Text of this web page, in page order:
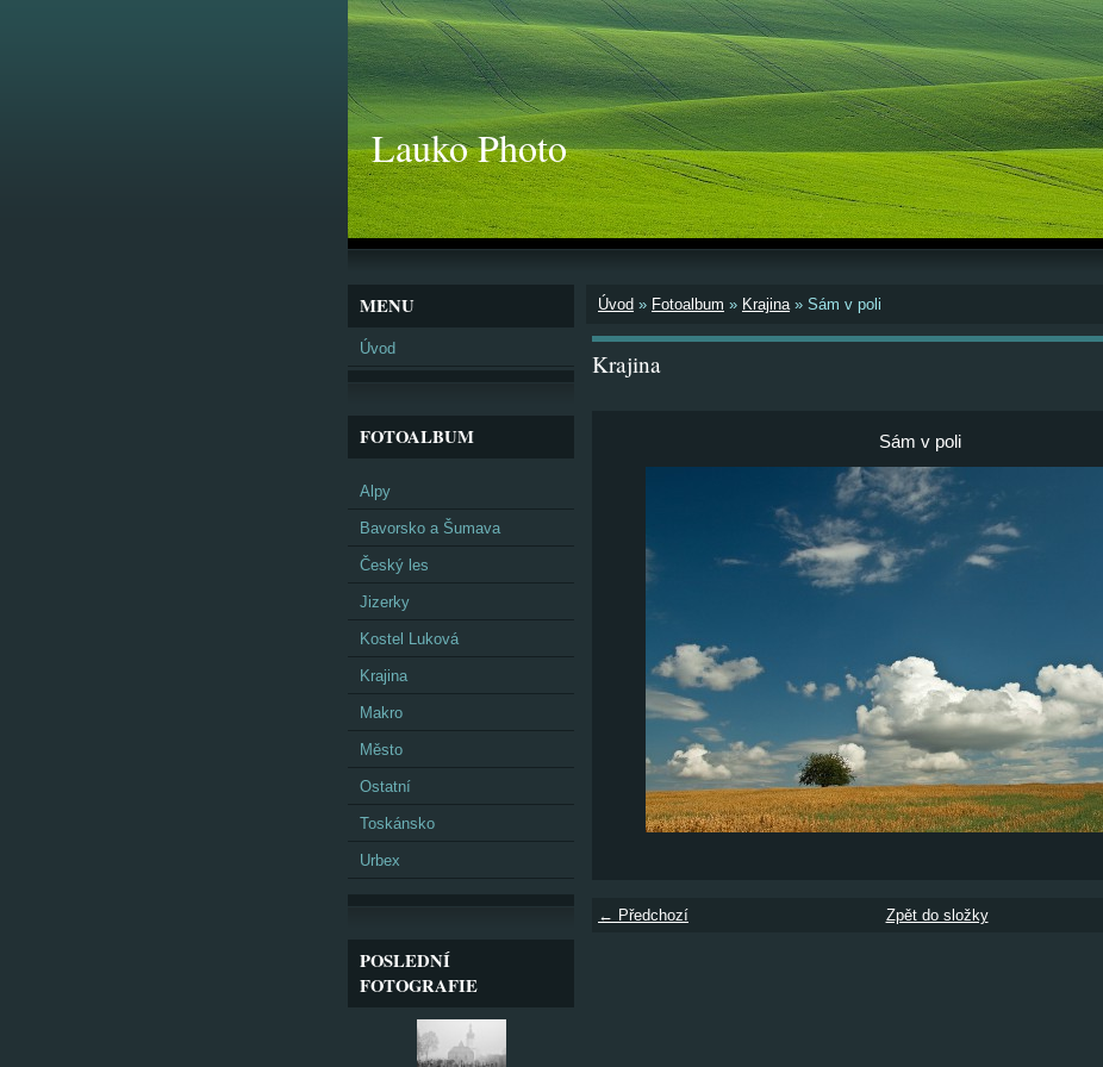
Lauko Photo
Úvod » Fotoalbum » Krajina» Sám v poli
Krajina
Sám v poli
← Předchozí Zpět do složky
MENU
Úvod
FOTOALBUM
Alpy
Bavorsko a Šumava
Český les
Jizerky
Kostel Luková
Krajina
Makro
Město
Ostatní
Toskánsko
Urbex
POSLEDNÍ
FOTOGRAFIE